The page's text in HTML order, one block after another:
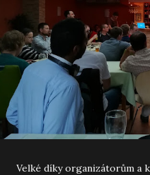
Velké díky organizátorům a